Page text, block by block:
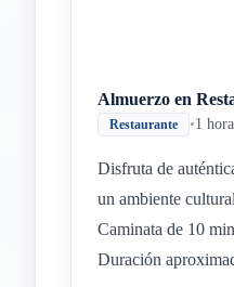
Almuerzo en
Restaurante •1 hora
Disfruta de
un ambiente
Caminata de 10
Duración